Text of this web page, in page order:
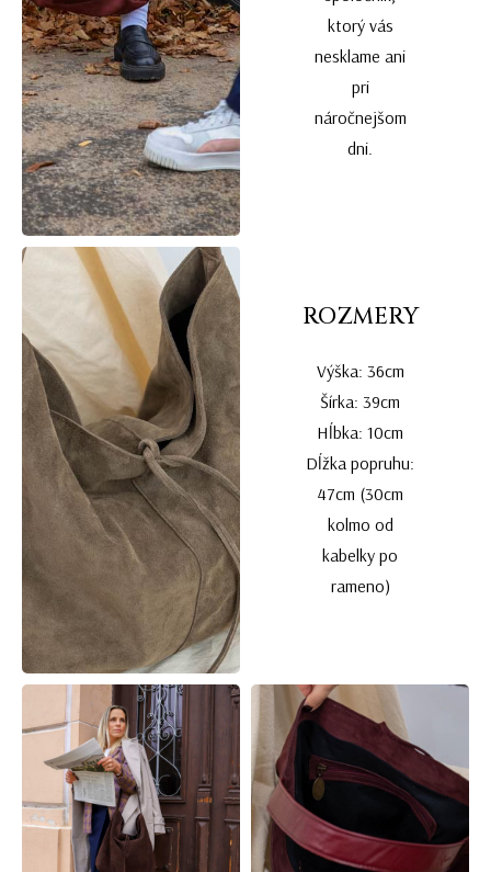
ktorý vás
nesklame ani
pri
náročnejšom
dni.
ROZMERY
Výška: 36cm
Šírka: 39cm
Hĺbka: 10cm
Dĺžka popruhu:
47cm (30cm
kolmo od
kabelky po
rameno)